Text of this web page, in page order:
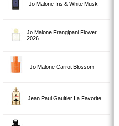
Jo Malone Iris & White Musk
Jo Malone Frangipani Flower
2026
Jo Malone Carrot Blossom
Jean Paul Gaultier La Favorite